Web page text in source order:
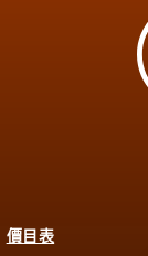
價目表